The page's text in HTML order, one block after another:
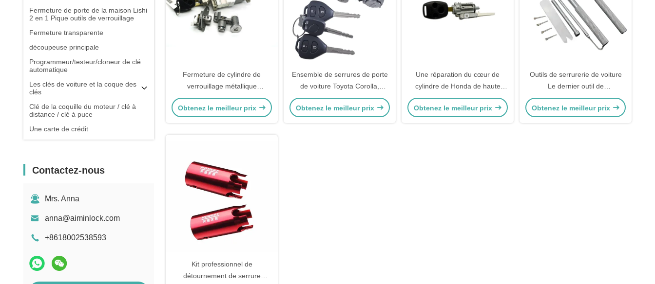
Fermeture de porte de la maison Lishi
2 en 1 Pique outils de verrouillage
Fermeture transparente
découpeuse principale
Programmeur/testeur/cloneur de clé
automatique
Les clés de voiture et la coque des
clés
Clé de la coquille du moteur / clé à
distance / clé à puce
Une carte de crédit
Contactez-nous
Mrs. Anna
anna@aiminlock.com
+8618002538593
Fermeture de cylindre de
verrouillage métallique
Fermeture d'allumage Honda
Civic Fermeture pour voiture
Obtenez le meilleur prix
Ensemble de serrures de porte
de voiture Toyota Corolla,
serrures d'allumage, de porte et
de coffre pour véhicules
Obtenez le meilleur prix
Une réparation du cœur de
cylindre de Honda de haute
qualité
Obtenez le meilleur prix
Outils de serrurerie de voiture
Le dernier outil de
déverrouillage de serrure
d'allumage pour Honda
Obtenez le meilleur prix
Kit professionnel de
détournement de serrure